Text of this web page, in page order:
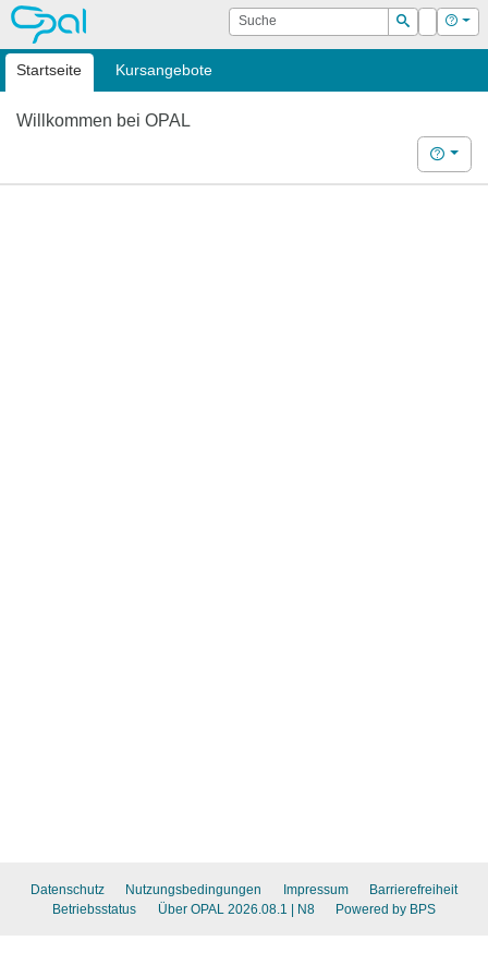
OPAL Suche
Suchen
Login Hilfe
Startseite Kursangebote
Willkommen bei OPAL
Hilfe
Datenschutz Nutzungsbedingungen Impressum
Barrierefreiheit
Betriebsstatus
Über OPAL 2026.08.1 | N8 Powered by BPS